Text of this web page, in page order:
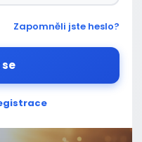
Zapomněli jste heslo?